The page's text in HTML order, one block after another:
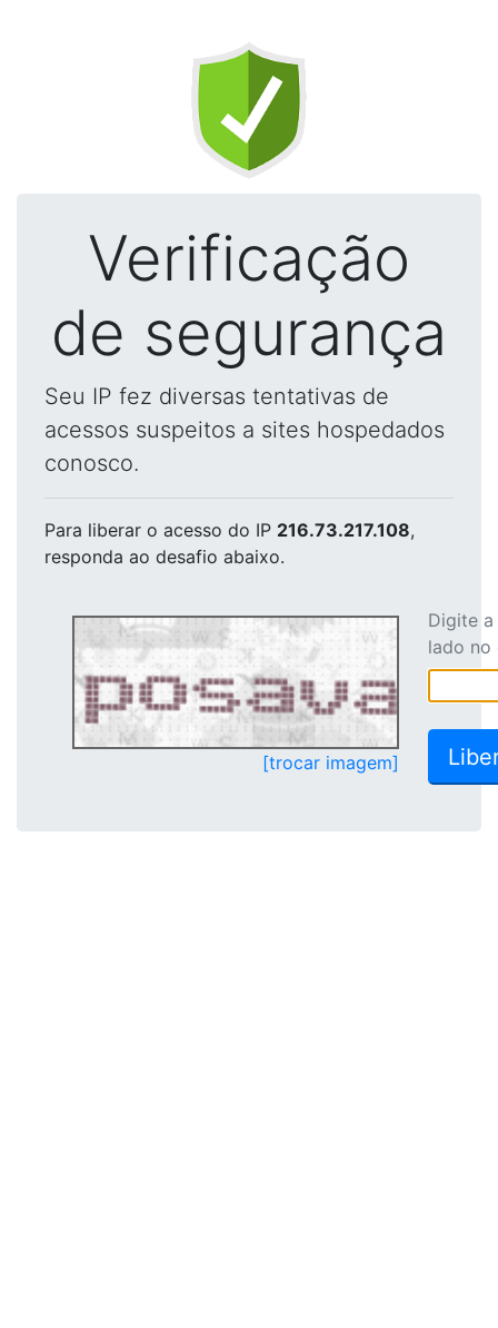
Verificação
de segurança
Seu IP fez diversas tentativas de
acessos suspeitos a sites hospedados
conosco.
Para liberar o acesso do IP 216.73.217.108,
responda ao desafio abaixo.
[trocar imagem]
Digite
lado no